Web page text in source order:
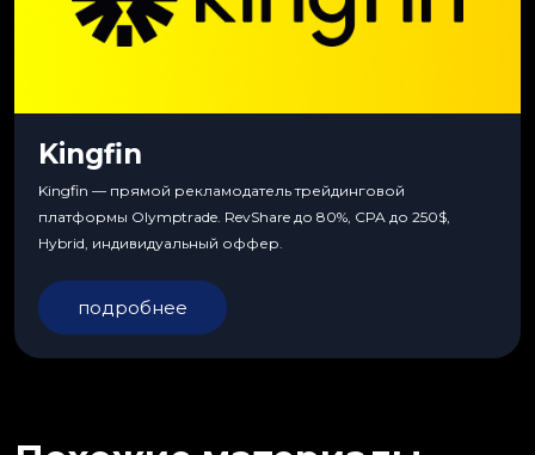
Kingfin
Kingfin — прямой рекламодатель трейдинговой
платформы Olymptrade. RevShare до 80%, CPA до 250$,
Hybrid, индивидуальный оффер.
подробнее